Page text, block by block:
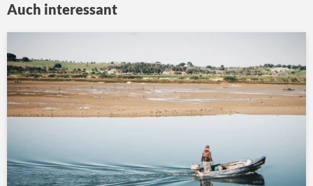
Auch interessant